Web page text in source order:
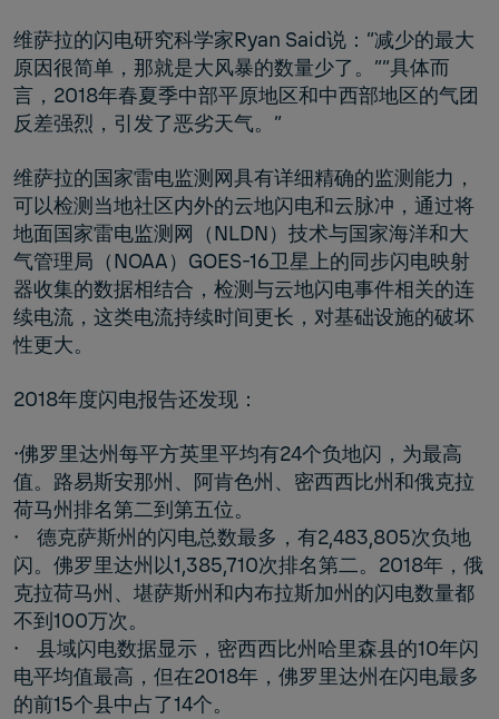
维萨拉的闪电研究科学家Ryan Said说：“减少的最大
原因很简单，那就是大风暴的数量少了。”“具体而
言，2018年春夏季中部平原地区和中西部地区的气团
反差强烈，引发了恶劣天气。”
维萨拉的国家雷电监测网具有详细精确的监测能力，
可以检测当地社区内外的云地闪电和云脉冲，通过将
地面国家雷电监测网（NLDN）技术与国家海洋和大
气管理局（NOAA）GOES-16卫星上的同步闪电映射
器收集的数据相结合，检测与云地闪电事件相关的连
续电流，这类电流持续时间更长，对基础设施的破坏
性更大。
2018年度闪电报告还发现：
•佛罗里达州每平方英里平均有24个负地闪，为最高
值。路易斯安那州、阿肯色州、密西西比州和俄克拉
荷马州排名第二到第五位。
• 德克萨斯州的闪电总数最多，有2,483,805次负地
闪。佛罗里达州以1,385,710次排名第二。2018年，俄
克拉荷马州、堪萨斯州和内布拉斯加州的闪电数量都
不到100万次。
• 县域闪电数据显示，密西西比州哈里森县的10年闪
电平均值最高，但在2018年，佛罗里达州在闪电最多
的前15个县中占了14个。